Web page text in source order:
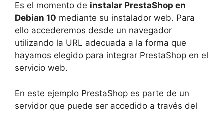
Es el momento de instalar PrestaShop en
Debian 10 mediante su instalador web. Para
ello accederemos desde un navegador
utilizando la URL adecuada a la forma que
hayamos elegido para integrar PrestaShop en el
servicio web.
En este ejemplo PrestaShop es parte de un
servidor que puede ser accedido a través del